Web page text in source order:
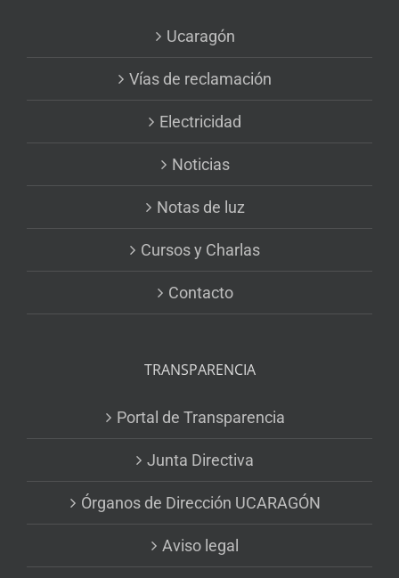
Ucaragón
Vías de reclamación
Electricidad
Noticias
Notas de luz
Cursos y Charlas
Contacto
TRANSPARENCIA
Portal de Transparencia
Junta Directiva
Órganos de Dirección UCARAGÓN
Aviso legal